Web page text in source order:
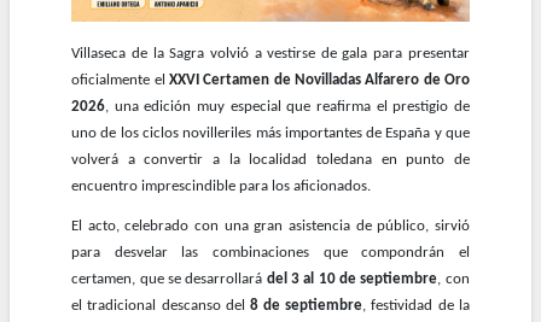
Villaseca de la Sagra volvió a vestirse de gala para presentar
oficialmente el XXVI Certamen de Novilladas Alfarero de Oro
2026, una edición muy especial que reafirma el prestigio de
uno de los ciclos novilleriles más importantes de España y que
volverá a convertir a la localidad toledana en punto de
encuentro imprescindible para los aficionados.
El acto, celebrado con una gran asistencia de público, sirvió
para desvelar las combinaciones que compondrán el
certamen, que se desarrollará del 3 al 10 de septiembre, con
el tradicional descanso del 8 de septiembre, festividad de la